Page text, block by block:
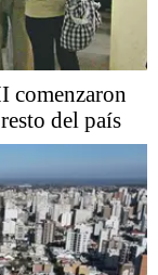
comenzaron
del país